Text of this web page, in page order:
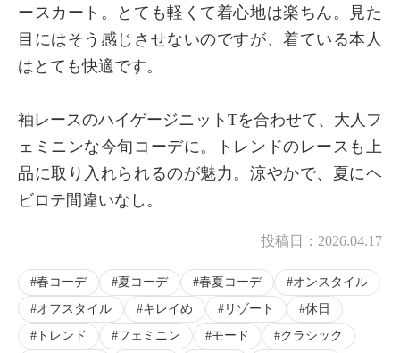
ースカート。とても軽くて着心地は楽ちん。見た
目にはそう感じさせないのですが、着ている本人
はとても快適です。
袖レースのハイゲージニットTを合わせて、大人フ
ェミニンな今旬コーデに。トレンドのレースも上
品に取り入れられるのが魅力。涼やかで、夏にヘ
ビロテ間違いなし。
投稿日： 2026.04.17
春コーデ 夏コーデ 春夏コーデ
オンスタイル
オフスタイル
キレイめ リゾート
休日
トレンド
フェミニン モード
クラシック